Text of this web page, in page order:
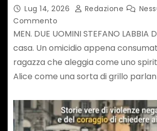
Lug 14, 2026 Redazione
Commento
MEN. DUE UOMINI STEFANO LABBIA
casa. Un omicidio appena
ragazza che aleggia come uno
Alice come una sorta di grillo